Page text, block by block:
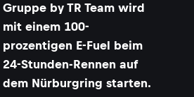
Gruppe by TR Team wird
mit einem 100-
prozentigen E-Fuel beim
24-Stunden-Rennen auf
dem Nürburgring starten.